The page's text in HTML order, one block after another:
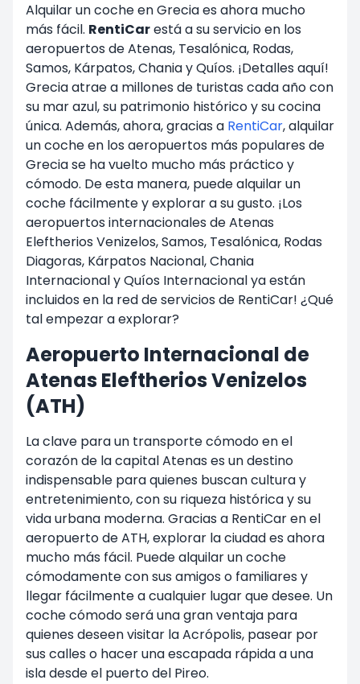
Alquilar un coche en Grecia es ahora mucho
más fácil. RentiCarestá a su servicio en los
aeropuertos de Atenas, Tesalónica, Rodas,
Samos, Kárpatos, Chania y Quíos. ¡Detalles aquí!
Grecia atrae a millones de turistas cada año con
su mar azul, su patrimonio histórico y su cocina
única. Además, ahora, gracias a RentiCar, alquilar
un coche en los aeropuertos más populares de
Grecia se ha vuelto mucho más práctico y
cómodo. De esta manera, puede alquilar un
coche fácilmente y explorar a su gusto. ¡Los
aeropuertos internacionales de Atenas
Eleftherios Venizelos, Samos, Tesalónica, Rodas
Diagoras, Kárpatos Nacional, Chania
Internacional y Quíos Internacional ya están
incluidos en la red de servicios de RentiCar! ¿Qué
tal empezar a explorar?
Aeropuerto Internacional de
Atenas Eleftherios Venizelos
(ATH)
La clave para un transporte cómodo en el
corazón de la capital Atenas es un destino
indispensable para quienes buscan cultura y
entretenimiento, con su riqueza histórica y su
vida urbana moderna. Gracias a RentiCar en el
aeropuerto de ATH, explorar la ciudad es ahora
mucho más fácil. Puede alquilar un coche
cómodamente con sus amigos o familiares y
llegar fácilmente a cualquier lugar que desee. Un
coche cómodo será una gran ventaja para
quienes deseen visitar la Acrópolis, pasear por
sus calles o hacer una escapada rápida a una
isla desde el puerto del Pireo.